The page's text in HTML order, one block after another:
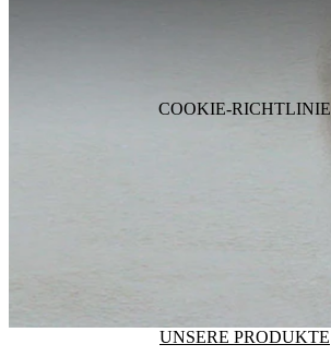
COOKIE-RICHTLINIE
UNSERE PRODUKTE